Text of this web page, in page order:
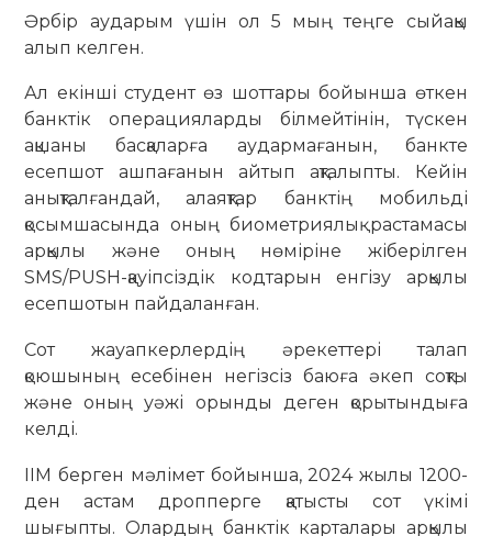
Әрбір аударым үшін ол 5 мың теңге сыйақы
алып келген.
Ал екінші студент өз шоттары бойынша өткен
банктік операцияларды білмейтінін, түскен
ақшаны басқаларға аудармағанын, банкте
есепшот ашпағанын айтып ақталыпты. Кейін
анықталғандай, алаяқтар банктің мобильді
қосымшасында оның биометриялық растамасы
арқылы және оның нөміріне жіберілген
SMS/PUSH-қауіпсіздік кодтарын енгізу арқылы
есепшотын пайдаланған.
Сот жауапкерлердің әрекеттері талап
қоюшының есебінен негізсіз баюға әкеп соқты
және оның уәжі орынды деген қорытындыға
келді.
ІІМ берген мәлімет бойынша, 2024 жылы 1200-
ден астам дропперге қатысты сот үкімі
шығыпты. Олардың банктік карталары арқылы